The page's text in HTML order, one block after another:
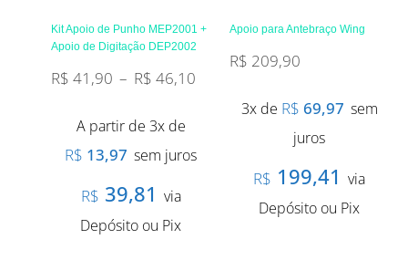
Kit Apoio de Punho MEP2001 +
Apoio de Digitação DEP2002
R$ 41,90 – R$ 46,10
A partir de 3x de
R$ 13,97 sem juros
R$ 39,81 via
Depósito ou Pix
Apoio para Antebraço Wing
R$ 209,90
3x de R$ 69,97 sem
juros
R$ 199,41 via
Depósito ou Pix